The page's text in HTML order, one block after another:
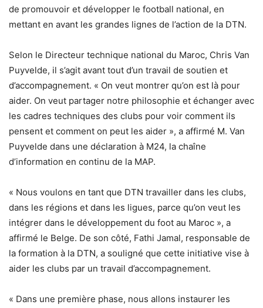
de promouvoir et développer le football national, en
mettant en avant les grandes lignes de l’action de la DTN.
Selon le Directeur technique national du Maroc, Chris Van
Puyvelde, il s’agit avant tout d’un travail de soutien et
d’accompagnement. « On veut montrer qu’on est là pour
aider. On veut partager notre philosophie et échanger avec
les cadres techniques des clubs pour voir comment ils
pensent et comment on peut les aider », a affirmé M. Van
Puyvelde dans une déclaration à M24, la chaîne
d’information en continu de la MAP.
« Nous voulons en tant que DTN travailler dans les clubs,
dans les régions et dans les ligues, parce qu’on veut les
intégrer dans le développement du foot au Maroc », a
affirmé le Belge. De son côté, Fathi Jamal, responsable de
la formation à la DTN, a souligné que cette initiative vise à
aider les clubs par un travail d’accompagnement.
« Dans une première phase, nous allons instaurer les